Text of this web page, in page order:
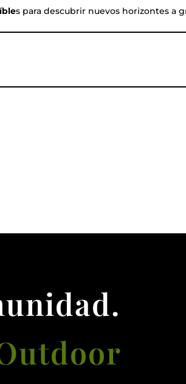
s para descubrir nuevos horizontes a